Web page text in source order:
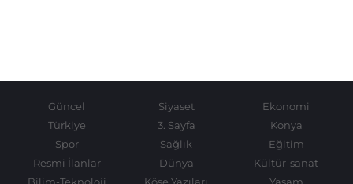
Güncel Siyaset
Ekonomi
Türkiye
3. Sayfa
Konya
Spor
Sağlık
Eğitim
Resmi İlanlar
Dünya
Kültür-sanat